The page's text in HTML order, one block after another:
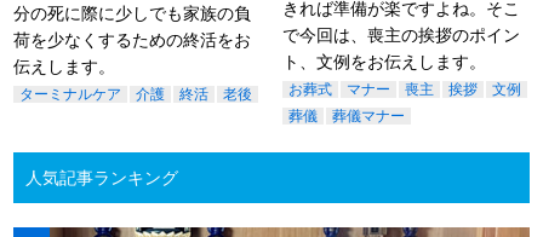
分の死に際に少しでも家族の負
荷を少なくするための終活をお
伝えします。
ターミナルケア 介護 終活 老後
きれば準備が楽ですよね。そこ
で今回は、喪主の挨拶のポイン
ト、文例をお伝えします。
お葬式 マナー 喪主 挨拶
文例
葬儀
葬儀マナー
人気記事ランキング